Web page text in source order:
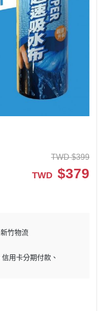
TWD $399
TWD $379
新竹物流
信用卡分期付款